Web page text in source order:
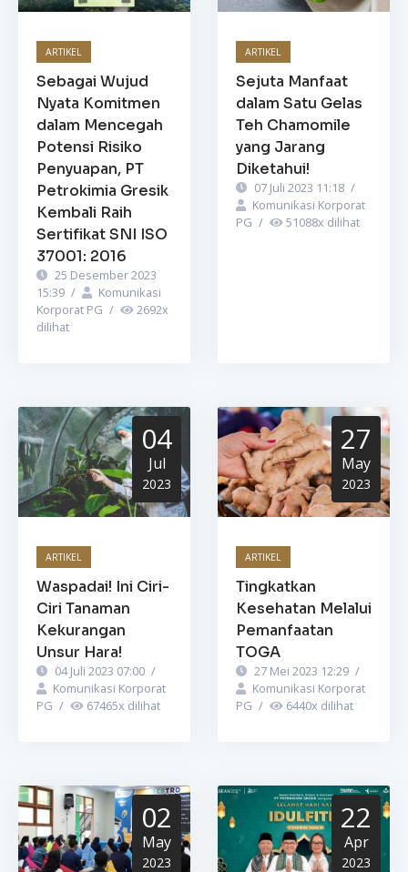
ARTIKEL
Sebagai Wujud
Nyata Komitmen
dalam Mencegah
Potensi Risiko
Penyuapan, PT
Petrokimia Gresik
Kembali Raih
Sertifikat SNI ISO
37001: 2016
25 Desember 2023
15:39 /
Komunikasi
Korporat PG / 2692x
dilihat
ARTIKEL
Sejuta Manfaat
dalam Satu Gelas
Teh Chamomile
yang Jarang
Diketahui!
07 Juli 2023 11:18 /
Komunikasi Korporat
PG / 51088x dilihat
04
Jul
2023
ARTIKEL
Waspadai! Ini Ciri-
Ciri Tanaman
Kekurangan
Unsur Hara!
04 Juli 2023 07:00 /
Komunikasi Korporat
PG / 67465x dilihat
27
May
2023
ARTIKEL
Tingkatkan
Kesehatan Melalui
Pemanfaatan
TOGA
27 Mei 2023 12:29 /
Komunikasi Korporat
PG / 6440x dilihat
02
May
2023
22
Apr
2023